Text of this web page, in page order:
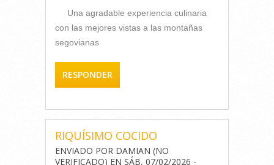
Una agradable experiencia culinaria
con las mejores vistas a las montañas
segovianas
RESPONDER
RIQUÍSIMO COCIDO
ENVIADO POR DAMIAN (NO
VERIFICADO) EN SÁB, 07/02/2026 -